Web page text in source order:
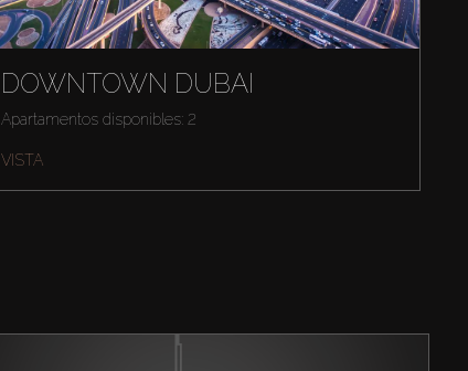
DOWNTOWN DUBAI
Apartamentos disponibles: 2
VISTA